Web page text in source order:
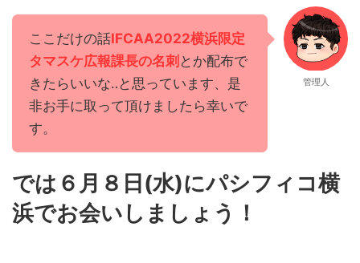
ここだけの話IFCAA2022横浜限定
タマスケ広報課長の名刺 とか配布で
きたらいいな‥と思っています、是
非お手に取って頂けましたら幸いで
す。
管理人
では６月８日(水)にパシフィコ横
浜でお会いしましょう！